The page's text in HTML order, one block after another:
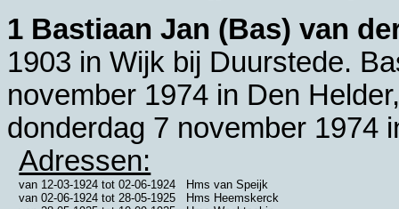
1 Bastiaan Jan (Bas) van
1903 in Wijk bij Duurstede.
november 1974 in Den Helder
donderdag 7 november 1974
Adressen:
van 12-03-1924 tot02-06-1924
Hms van Speijk
van02-06-1924 tot28-05-1925
Hms Heemskerck